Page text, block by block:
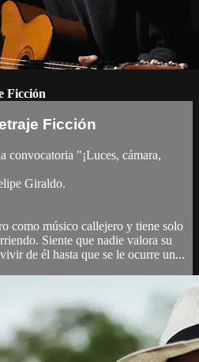
Ficción
Ficción
convocatoria "¡Luces, cámara,
Giraldo.
como músico callejero y tiene solo
Siente que nadie valora su
de él hasta que se le ocurre un...